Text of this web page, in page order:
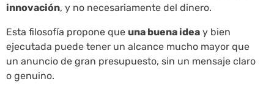
innovación, y no necesariamente del dinero.
Esta filosofía propone que una buena idea y bien
ejecutada puede tener un alcance mucho mayor que
un anuncio de gran presupuesto, sin un mensaje claro
o genuino.